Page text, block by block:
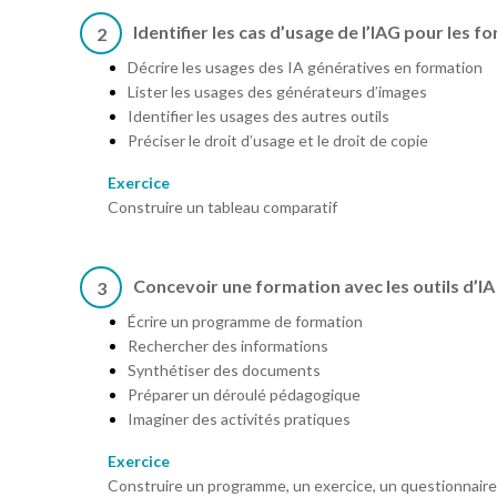
2 Identifier les cas d’usage de l’IAG pour les
Décrire les usages des IA génératives en formation
Lister les usages des générateurs d’images
Identifier les usages des autres outils
Préciser le droit d’usage et le droit de copie
Exercice
Construire un tableau comparatif
3 Concevoir une formation avec les outils d’IA
Écrire un programme de formation
Rechercher des informations
Synthétiser des documents
Préparer un déroulé pédagogique
Imaginer des activités pratiques
Exercice
Construire un programme, un exercice, un questionnaire